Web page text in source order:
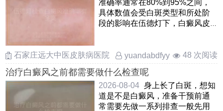
准确率通常在80%到95%之间，
具体数值会受白斑类型和所处阶
段的影响在伍德灯下，白癜风皮
石家庄远大中医皮肤病医院 yuandabdfyy 48 次阅读
治疗白癜风之前都需要做什么检查呢
2026-08-04 身上长了白斑，想知
道是不是白癜风，准备干预前通
常需要先做一系列排查一般先用